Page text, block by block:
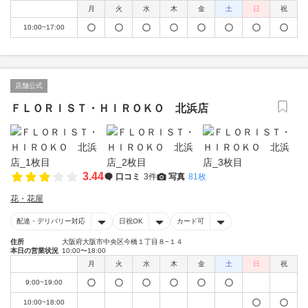
月
火 水 木 金 土 日 祝
10:00~17:00
店舗公式
ＦＬＯＲＩＳＴ・ＨＩＲＯＫＯ 北浜店
3.44 口コミ 3件 写真 81枚
花・花屋
配達・デリバリー対応 日祝OK カード可
住所
大阪府大阪市中央区今橋１丁目８−１４
本日の営業状況 10:00〜18:00
月
火 水 木 金 土 日 祝
9:00~19:00
10:00~18:00